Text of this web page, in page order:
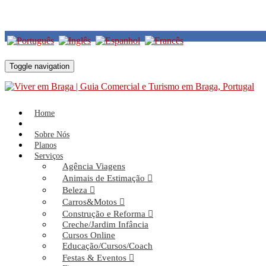
Toggle navigation
Home
Sobre Nós
Planos
Serviços
Agência Viagens
Animais de Estimação
Beleza
Carros&Motos
Construção e Reforma
Creche/Jardim Infância
Cursos Online
Educação/Cursos/Coach
Festas & Eventos
Voltar
Serviços
Eurofugas - Fugas de Água